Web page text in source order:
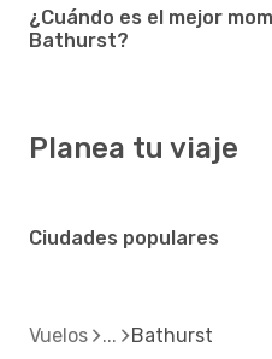
¿Cuándo es el mejor
Bathurst?
Planea tu viaje
Ciudades populares
Vuelos Bathurst